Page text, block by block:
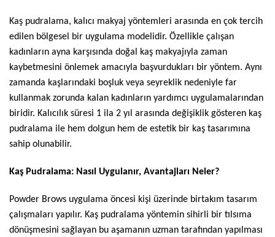
Kaş pudralama, kalıcı makyaj yöntemleri arasında en çok tercih
edilen bölgesel bir uygulama modelidir. Özellikle çalışan
kadınların ayna karşısında doğal kaş makyajıyla zaman
kaybetmesini önlemek amacıyla başvurdukları bir yöntem. Aynı
zamanda kaşlarındaki boşluk veya seyreklik nedeniyle far
kullanmak zorunda kalan kadınların yardımcı uygulamalarından
biridir. Kalıcılık süresi 1 ila 2 yıl arasında değişiklik gösteren kaş
pudralama ile hem dolgun hem de estetik bir kaş tasarımına
sahip olunabilir.
Kaş Pudralama: Nasıl Uygulanır, Avantajları Neler?
Powder Brows uygulama öncesi kişi üzerinde birtakım tasarım
çalışmaları yapılır. Kaş pudralama yöntemin sihirli bir tılsıma
dönüşmesini sağlayan bu aşamanın uzman tarafından yapılması